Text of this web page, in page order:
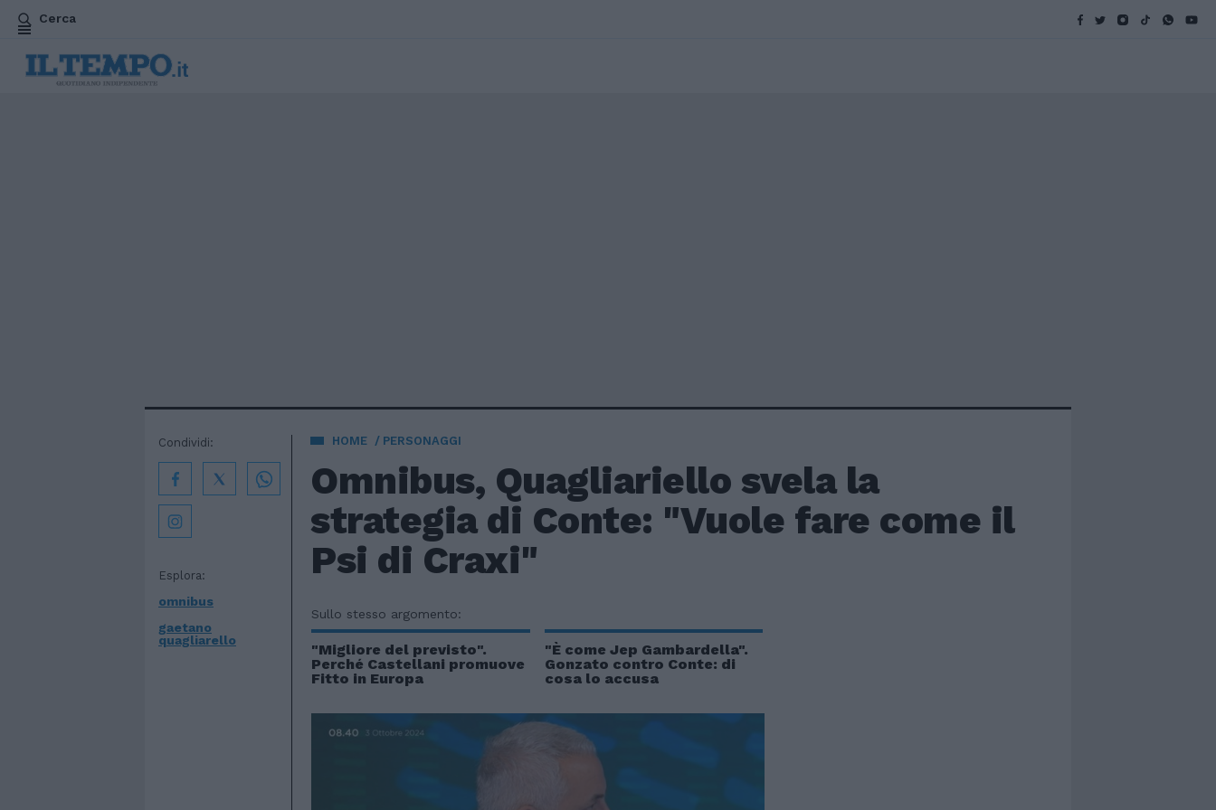
Cerca
HOME PERSONAGGI
Omnibus, Quagliariello svela la
strategia di Conte: "Vuole fare come il
Psi di Craxi"
Esplora:
omnibus
gaetano
quagliarello
Condividi:
Sullo stesso argomento:
"Migliore del previsto".
Perché Castellani promuove
Fitto in Europa
"È come Jep Gambardella".
Gonzato contro Conte: di
cosa lo accusa